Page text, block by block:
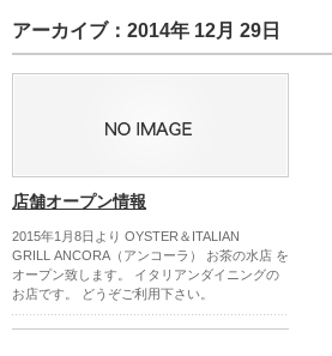
アーカイブ：2014年 12月 29日
店舗オープン情報
2015年1月8日より OYSTER＆ITALIAN
GRILL ANCORA（アンコーラ） お茶の水店 を
オープン致します。 イタリアンダイニングの
お店です。 どうぞご利用下さい。